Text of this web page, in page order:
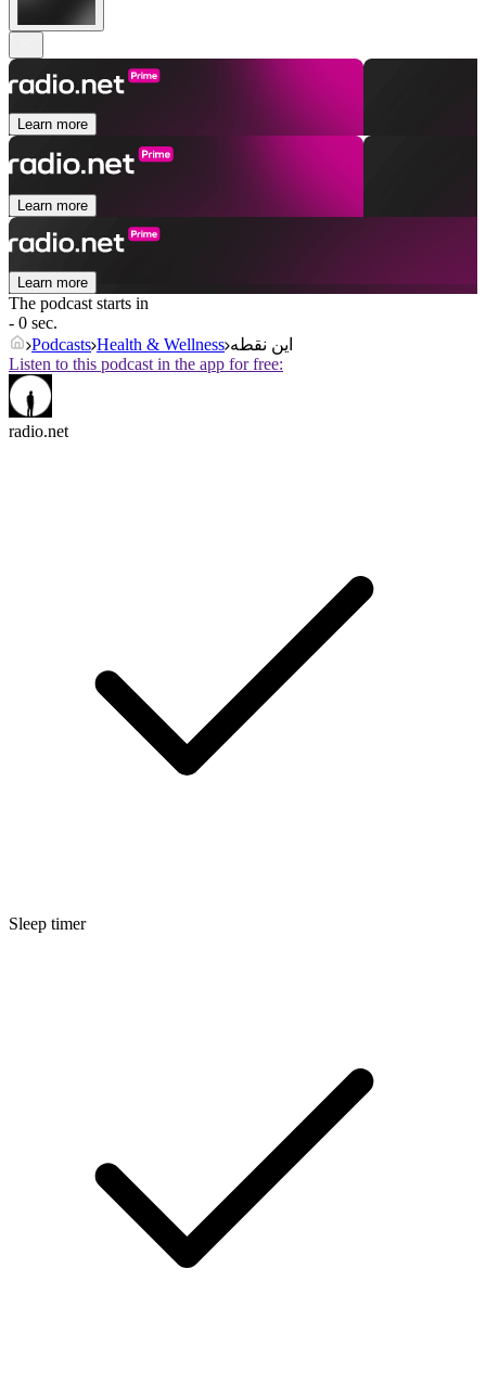
Learn more
Learn more
Learn more
The podcast starts in
- 0 sec.
Podcasts Health & Wellness این نقطه
Listen to this podcast in the app for free:
radio.net
Sleep timer